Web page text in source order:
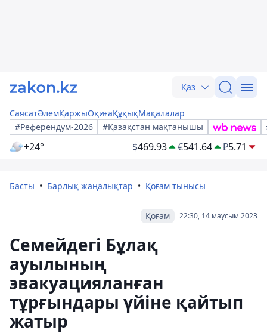
Қаз
СаясатӘлемҚаржыОқиғаҚұқықМақалалар
#Референдум-2026
#Қазақстан мақтанышы
+24° $469.93 €541.64 ₽5.71
Басты Барлық жаңалықтар Қоғам тынысы
22:30, 14 маусым 2023
Қоғам
Семейдегі Бұлақ
ауылының
эвакуацияланған
тұрғындары үйіне қайтып
жатыр